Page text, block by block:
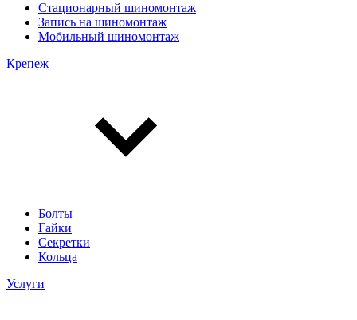
Стационарный шиномонтаж
Запись на шиномонтаж
Мобильный шиномонтаж
Крепеж
Болты
Гайки
Секретки
Кольца
Услуги